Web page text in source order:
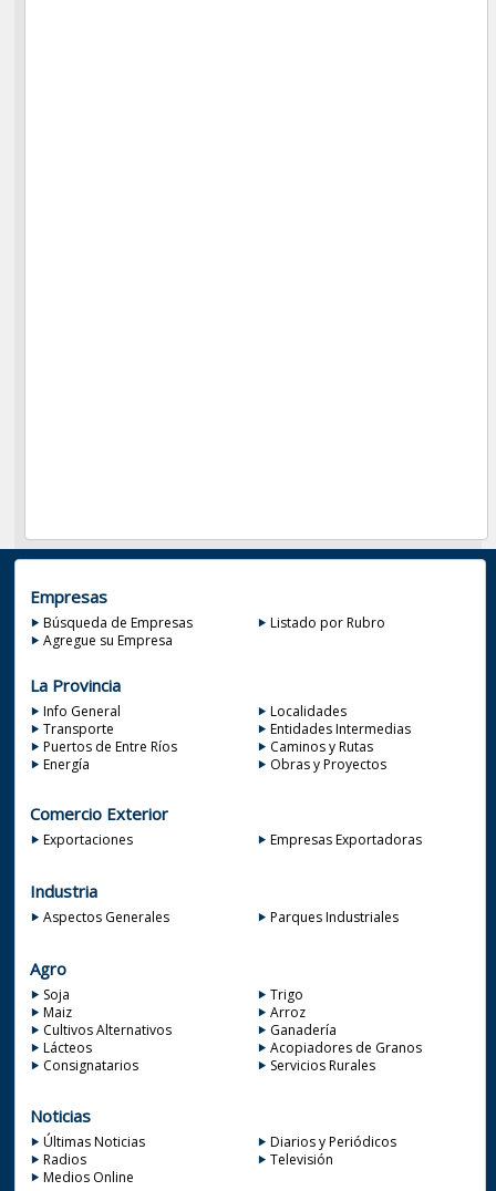
Empresas
Búsqueda de Empresas
Listado por Rubro
Agregue su Empresa
La Provincia
Info General
Localidades
Transporte
Entidades Intermedias
Puertos de Entre Ríos
Caminos y Rutas
Energía
Obras y Proyectos
Comercio Exterior
Exportaciones Empresas Exportadoras
Industria
Aspectos Generales Parques Industriales
Agro
Soja
Trigo
Maiz
Arroz
Cultivos Alternativos
Ganadería
Lácteos
Acopiadores de Granos
Consignatarios
Servicios Rurales
Noticias
Últimas Noticias
Diarios y Periódicos
Radios
Televisión
Medios Online